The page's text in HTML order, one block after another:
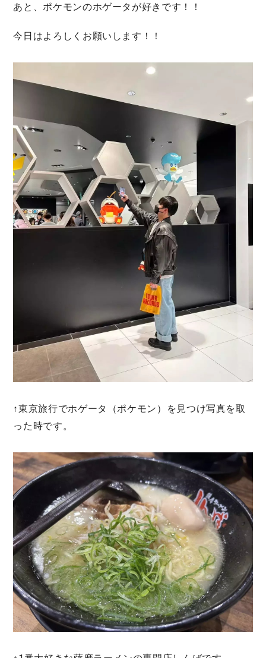
あと、ポケモンのホゲータが好きです！！
今日はよろしくお願いします！！
↑東京旅行でホゲータ（ポケモン）を見つけ写真を取
った時です。